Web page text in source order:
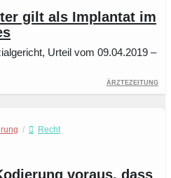
gilt als Implantat im
Urteil vom 09.04.2019 –
ÄrzteZeitung
/
Recht
voraus, dass